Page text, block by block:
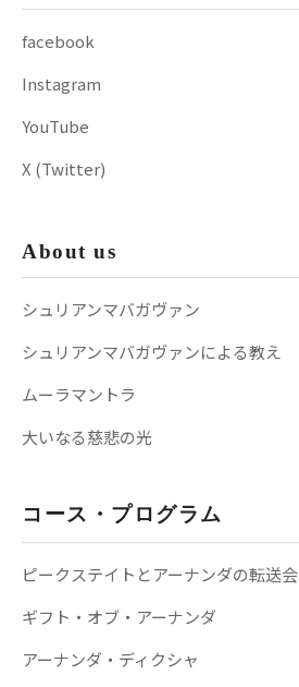
facebook
Instagram
YouTube
X (Twitter)
About us
シュリアンマバガヴァン
シュリアンマバガヴァンによる教え
ムーラマントラ
大いなる慈悲の光
コース・プログラム
ピークステイトとアーナンダの転送会
ギフト・オブ・アーナンダ
アーナンダ・ディクシャ